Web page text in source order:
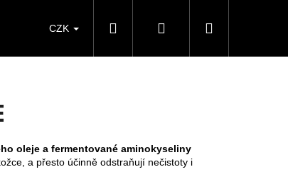
CZK Přihlášení
oleje a fermentované aminokyseliny
a přesto účinně odstraňují nečistoty i